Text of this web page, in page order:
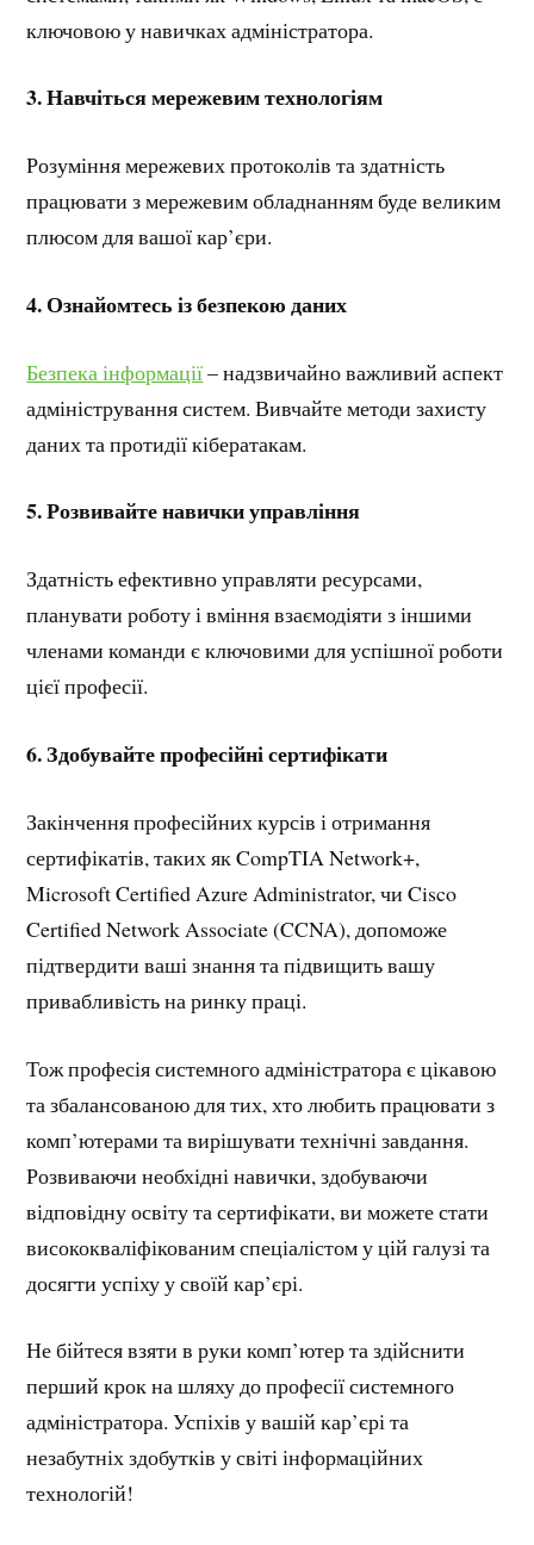
ключовою у навичках адміністратора.
3.Навчіться мережевим технологіям
Розуміння мережевих протоколів та здатність
працювати з мережевим обладнанням буде великим
плюсом для вашої кар’єри.
4.Ознайомтесь із безпекою даних
Безпека інформації– надзвичайно важливий аспект
адміністрування систем. Вивчайте методи захисту
даних та протидії кібератакам.
5.Розвивайте навички управління
Здатність ефективно управляти ресурсами,
планувати роботу і вміння взаємодіяти з іншими
членами команди є ключовими для успішної роботи
цієї професії.
6.Здобувайте професійні сертифікати
Закінчення професійних курсів і отримання
сертифікатів, таких як CompTIA Network+,
Microsoft Certified Azure Administrator, чи Cisco
Certified Network Associate (CCNA), допоможе
підтвердити ваші знання та підвищить вашу
привабливість на ринку праці.
Тож професія системного адміністратора є цікавою
та збалансованою для тих, хто любить працювати з
комп’ютерами та вирішувати технічні завдання.
Розвиваючи необхідні навички, здобуваючи
відповідну освіту та сертифікати, ви можете стати
висококваліфікованим спеціалістом у цій галузі та
досягти успіху у своїй кар’єрі.
Не бійтеся взяти в руки комп’ютер та здійснити
перший крок на шляху до професії системного
адміністратора. Успіхів у вашій кар’єрі та
незабутніх здобутків у світі інформаційних
технологій!